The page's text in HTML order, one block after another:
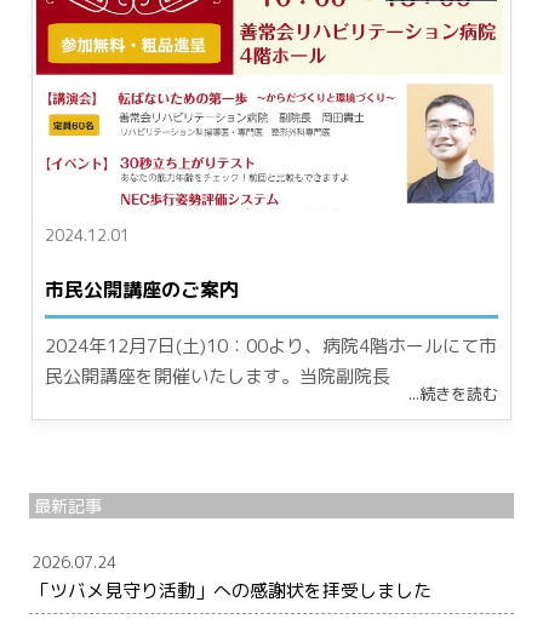
2024.12.01
市民公開講座のご案内
2024年12月7日(土)10：00より、病院4階ホールにて市
民公開講座を開催いたします。当院副院長
...続きを読む
最新記事
2026.07.24
「ツバメ見守り活動」への感謝状を拝受しました